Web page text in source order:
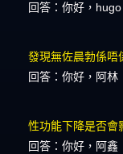
回答：你好，
發現無佐晨勃係唔
回答：你好，阿
性功能下降是否會
回答：你好，阿